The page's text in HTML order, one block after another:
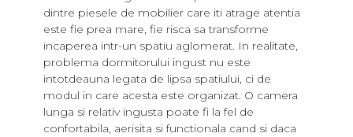
dintre piesele de mobilier care iti atrage atentia
este fie prea mare, fie risca sa transforme
incaperea intr-un spatiu aglomerat. In realitate,
problema dormitorului ingust nu este
intotdeauna legata de lipsa spatiului, ci de
modul in care acesta este organizat. O camera
lunga si relativ ingusta poate fi la fel de
confortabila, aerisita si functionala cand si daca